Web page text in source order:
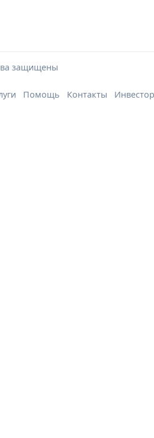
защищены
Помощь Контакты